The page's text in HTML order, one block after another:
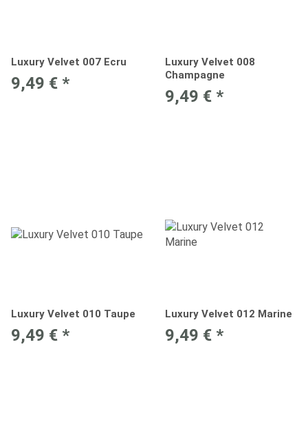
Luxury Velvet 007 Ecru
9,49 € *
Luxury Velvet 008
Champagne
9,49 € *
Luxury Velvet 010 Taupe
9,49 € *
Luxury Velvet 012 Marine
9,49 € *